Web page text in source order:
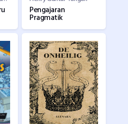
Pengajaran
Pragmatik